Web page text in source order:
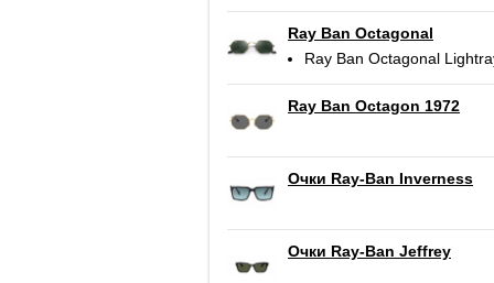
Ray Ban Octagonal
Ray Ban Octagonal
Ray Ban Octagon 1972
Очки Ray-Ban Inverness
Очки Ray-Ban Jeffrey